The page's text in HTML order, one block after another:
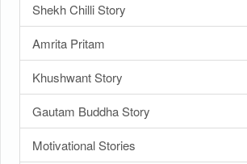
Shekh Chilli Story
Amrita Pritam
Khushwant Story
Gautam Buddha Story
Motivational Stories